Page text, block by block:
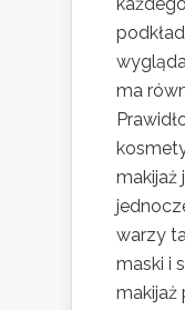
ma
makijaż
warzy
maski i
makijaż